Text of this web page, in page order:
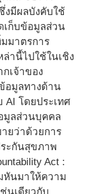
งมีผลบังคับใช้
เก็บข้อมูลส่วน
มาตรการ
านี้ไปใช้ในเชิง
เจ้าของ
อมูลทางด้าน
โดยประเทศ
มูลส่วนบุคคล
ยว่าด้วยการ
ะกันสุขภาพ
Act :
หันมาให้ความ
นเดียวกับ